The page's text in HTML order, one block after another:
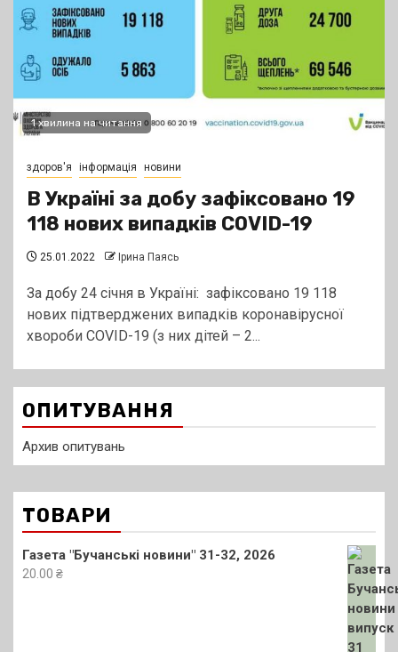
1 хвилина на читання
здоров'я інформація новини
В Україні за добу зафіксовано 19
118 нових випадків COVID-19
25.01.2022 Ірина Паясь
За добу 24 січня в Україні: зафіксовано 19 118
нових підтверджених випадків коронавірусної
хвороби COVID-19 (з них дітей – 2...
ОПИТУВАННЯ
Архив опитувань
ТОВАРИ
Газета "Бучанські новини" 31-32, 2026
20.00 ₴